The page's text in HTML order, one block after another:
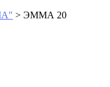
> ЭММА 20